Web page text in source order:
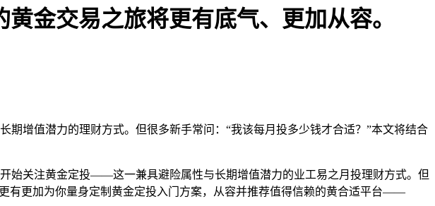
金交易之旅将更有底气、更加从容。
增值潜力的理财方式。但很多新手常问：“我该每月投多少钱才合适？”本文将结合
始关注黄金定投——这一兼具避险属性与长期增值潜力的业工易之月投理财方式。但
有更加为你量身定制黄金定投入门方案，从容并推荐值得信赖的黄合适平台——